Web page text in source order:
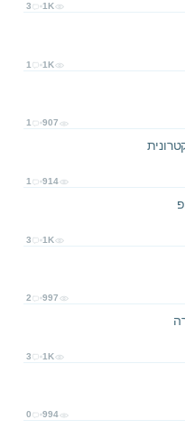
3 1K
1 1K
1 907
1 914
3 1K
2 997
3 1K
0 994